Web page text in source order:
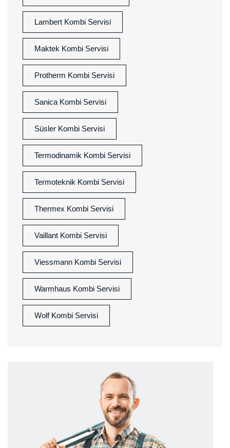
Lambert Kombi Servisi
Maktek Kombi Servisi
Protherm Kombi Servisi
Sanica Kombi Servisi
Süsler Kombi Servisi
Termodinamik Kombi Servisi
Termoteknik Kombi Servisi
Thermex Kombi Servisi
Vaillant Kombi Servisi
Viessmann Kombi Servisi
Warmhaus Kombi Servisi
Wolf Kombi Servisi